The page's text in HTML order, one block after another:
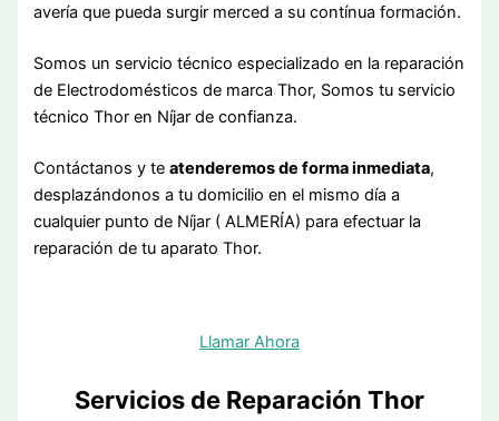
avería que pueda surgir merced a su contínua formación.
Somos un servicio técnico especializado en la reparación
de Electrodomésticos de marca Thor, Somos tu servicio
técnico Thor en Níjar de confianza.
Contáctanos y teatenderemos de forma inmediata,
desplazándonos a tu domicilio en el mismo día a
cualquier punto de Níjar ( ALMERÍA) para efectuar la
reparación de tu aparato Thor.
Llamar Ahora
Servicios de Reparación Thor